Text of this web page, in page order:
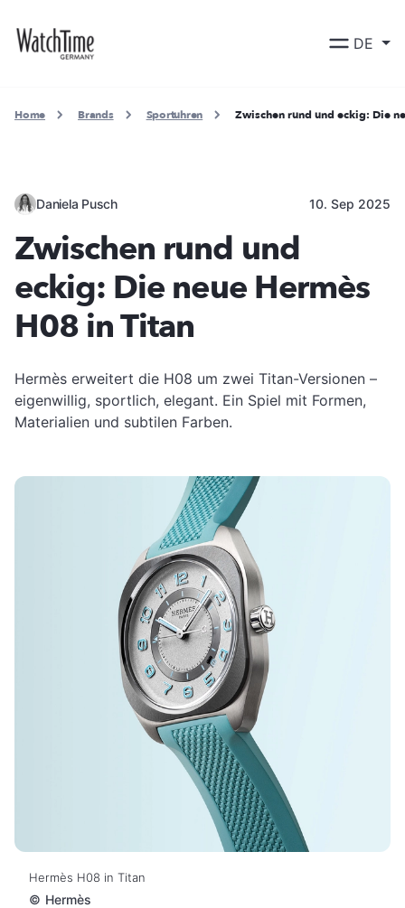
DE
Home Brands Sportuhren Zwischen rund und eckig: Die
Daniela Pusch 10. Sep 2025
Zwischen rund und
eckig: Die neue Hermès
H08 in Titan
Hermès erweitert die H08 um zwei Titan-Versionen –
eigenwillig, sportlich, elegant. Ein Spiel mit Formen,
Materialien und subtilen Farben.
Hermès H08 in Titan
© Hermès